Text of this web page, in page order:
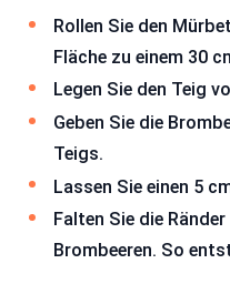
Rollen Sie den
Fläche zu einem 30
Legen Sie den Teig
Geben Sie die
Teigs.
Lassen Sie einen 5
Falten Sie die
Brombeeren. So